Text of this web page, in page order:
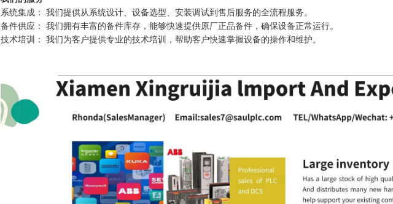
系统集成： 我们提供从系统设计、设备选型、安装调试到售后服务的全流程服务。
备件供应： 我们拥有丰富的备件库存，能够快速提供原厂正品备件，确保设备正常运行。
技术培训： 我们为客户提供专业的技术培训，帮助客户快速掌握设备的操作和维护。